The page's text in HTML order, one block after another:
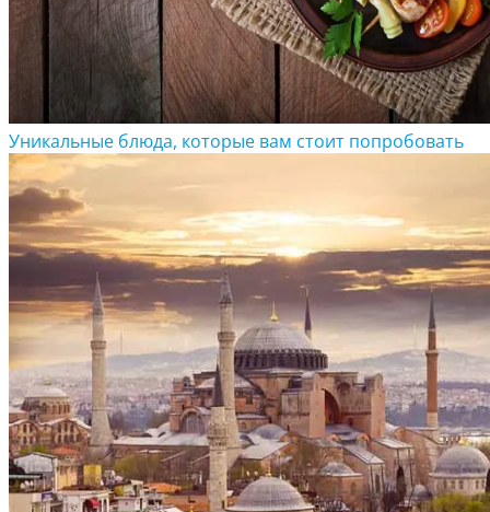
Уникальные блюда, которые вам стоит попробовать